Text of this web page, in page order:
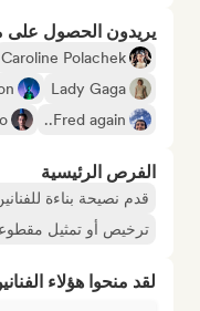
يريدون الحصول على
Caroline Polachek
Lady Gaga
Fred again..
الفرص الرئيسية
قدم نصيحة بناءة
ترخيص أو تمثيل
لقد منحوا هؤلاء